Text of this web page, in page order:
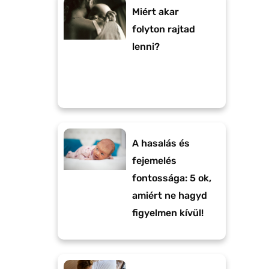
Miért akar
folyton rajtad
lenni?
A hasalás és
fejemelés
fontossága: 5 ok,
amiért ne hagyd
figyelmen kívül!